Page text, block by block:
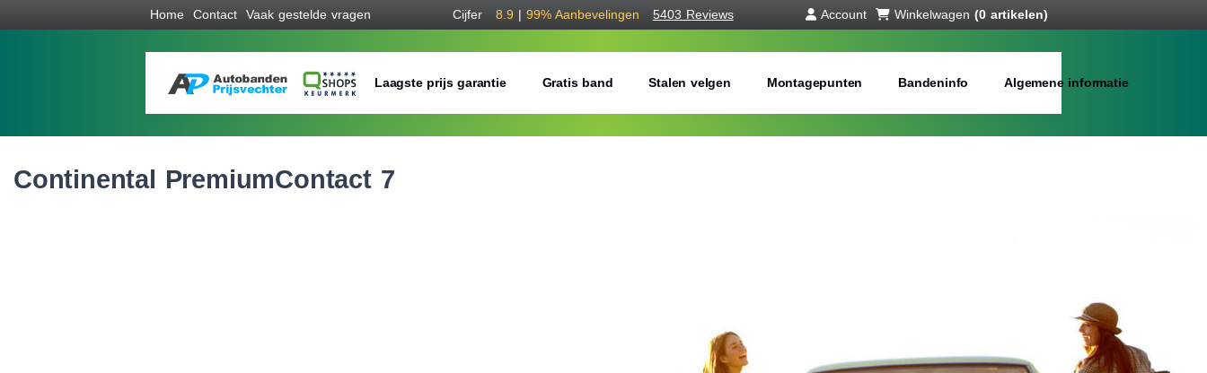
Home Contact Vaak gestelde vragen Cijfer 8.9 | 99% Aanbevelingen 5403 Reviews Account Winkelwagen (0 artikelen)
Laagste prijs garantie Gratis band Stalen velgen Montagepunten Bandeninfo Algemene informatie
Continental PremiumContact 7